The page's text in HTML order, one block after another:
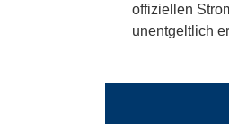
offiziellen
unentgeltlich